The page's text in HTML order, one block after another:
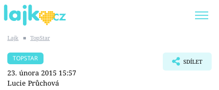
SHOPAHOLICADEL
Lajk ■ TopStar
TOPSTAR
23. února 2015 15:57
Lucie Průchová
SDÍLET